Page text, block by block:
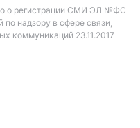
о регистрации СМИ ЭЛ №ФС
надзору в сфере связи,
коммуникаций 23.11.2017